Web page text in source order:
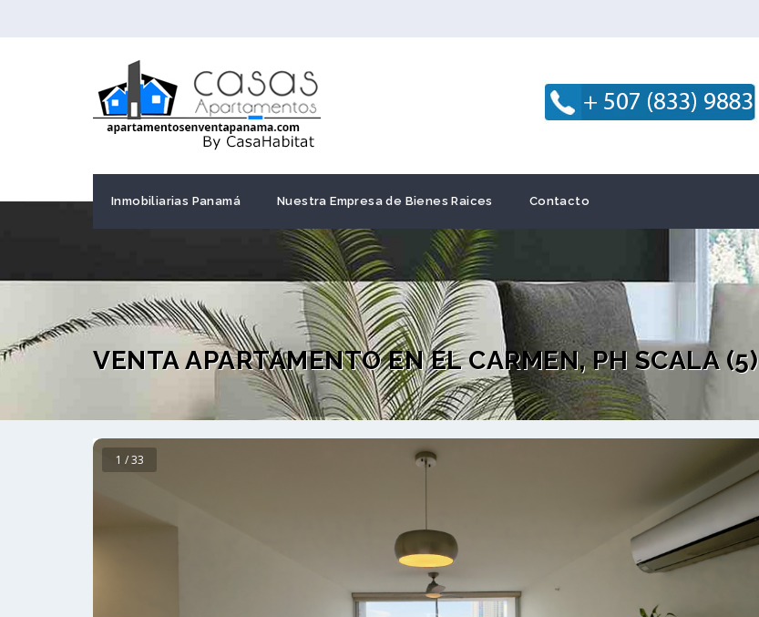
Inmobiliarias Panamá Nuestra Empresa de Bienes Raices Contacto
VENTA APARTAMENTO EN EL CARMEN, PH SCALA (5)
1 / 33